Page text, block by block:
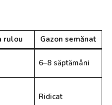
rulou
Gazon semănat
6–8 săptămâni
Ridicat